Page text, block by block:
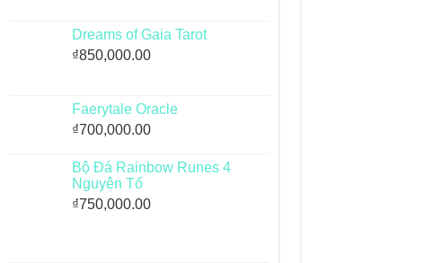
Dreams of Gaia Tarot
₫850,000.00
Faerytale Oracle
₫700,000.00
Bộ Đá Rainbow Runes 4
Nguyên Tố
₫750,000.00